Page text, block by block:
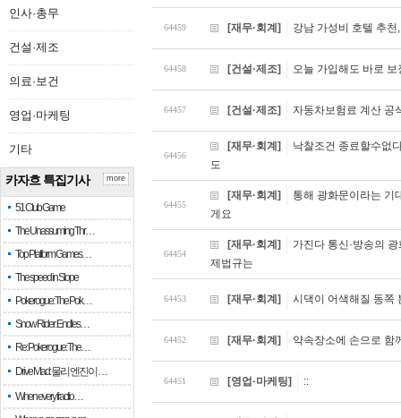
인사·총무
건설·제조
의료·보건
영업·마케팅
기타
카자흐 특집기사
51 Club Game
The Unassuming Thr…
Top Platform Games…
The speed in Slope
Pokerogue: The Pok…
Snow Rider: Endles…
Re: Pokerogue: The…
Drive Mad: 물리 엔진이 …
When every fractio…
more
64459 [재무·회계] 강남 가성비 호텔 추
64458 [건설·제조] 오늘 가입해도 바로
64457 [건설·제조] 자동차보험료 계산 공
64456
[재무·회계]
낙찰조건 종료할수없
도
64455
[재무·회계]
통해 광화문이라는 기
게요
64454
[재무·회계]
가진다 통신·방송의
제법규는
64453 [재무·회계] 시댁이 어색해질 동쪽
64452 [재무·회계] 약속장소에 손으로 함
64451 [영업·마케팅] ::